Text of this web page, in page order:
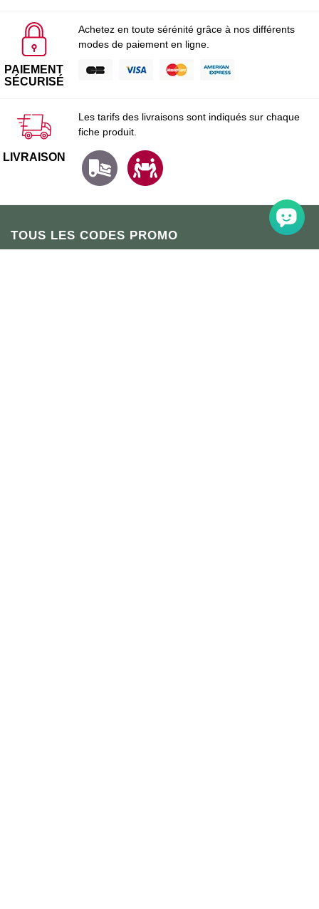
TOUS LES CODES PROMO
PAIEMENT
SÉCURISÉ
Achetez en toute sérénité grâce à nos différents
modes de paiement en ligne.
LIVRAISON
Les tarifs des livraisons sont indiqués sur chaque
fiche produit.